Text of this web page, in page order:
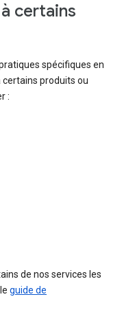
certains
spécifiques en
produits ou
:
de nos services les
guide de